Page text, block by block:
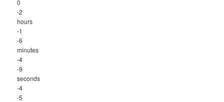
0
-2
hours
-1
-6
minutes
-4
-9
seconds
-4
-5